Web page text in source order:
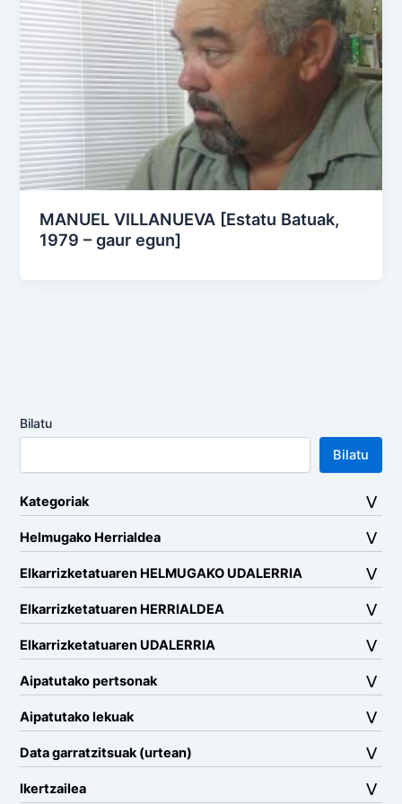
MANUEL VILLANUEVA [Estatu Batuak,
1979 – gaur egun]
Bilatu
Bilatu
Kategoriak
Helmugako Herrialdea
Elkarrizketatuaren HELMUGAKO UDALERRIA
Elkarrizketatuaren HERRIALDEA
Elkarrizketatuaren UDALERRIA
Aipatutako pertsonak
Aipatutako lekuak
Data garratzitsuak (urtean)
Ikertzailea